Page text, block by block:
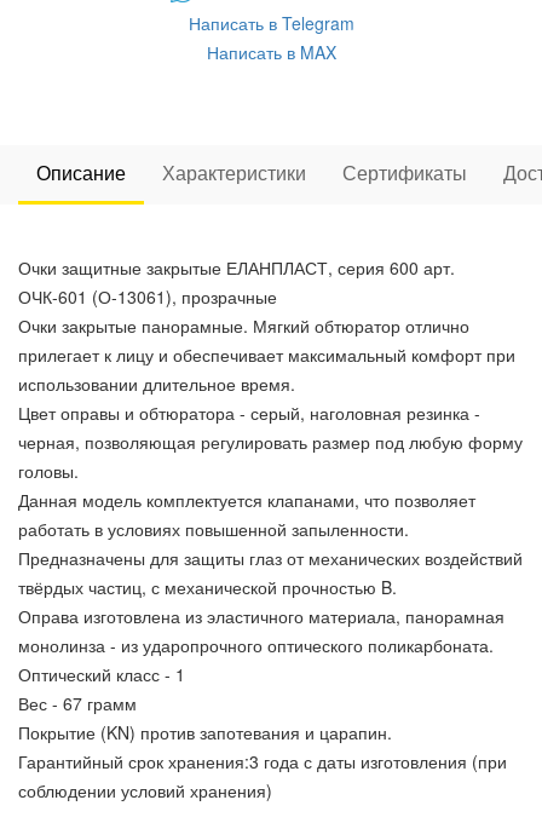
Написать в Telegram
Написать в MAX
Описание Характеристики Сертификаты
Очки защитные закрытые ЕЛАНПЛАСТ, серия 600 арт.
ОЧК-601 (О-13061), прозрачные
Очки закрытые панорамные. Мягкий обтюратор отлично
прилегает к лицу и обеспечивает максимальный комфорт при
использовании длительное время.
Цвет оправы и обтюратора - серый, наголовная резинка -
черная, позволяющая регулировать размер под любую форму
головы.
Данная модель комплектуется клапанами, что позволяет
работать в условиях повышенной запыленности.
Предназначены для защиты глаз от механических воздействий
твёрдых частиц, с механической прочностью B.
Оправа изготовлена из эластичного материала, панорамная
монолинза - из ударопрочного оптического поликарбоната.
Оптический класс - 1
Вес - 67 грамм
Покрытие (KN) против запотевания и царапин.
Гарантийный срок хранения:3 года с даты изготовления (при
соблюдении условий хранения)